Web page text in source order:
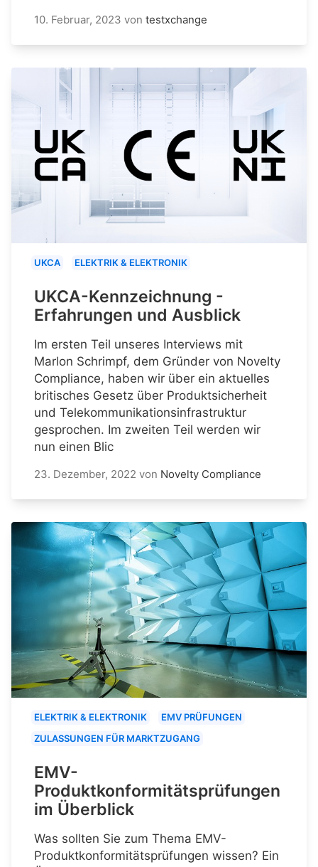
10. Februar, 2023 von testxchange
UKCA ELEKTRIK & ELEKTRONIK
UKCA-Kennzeichnung -
Erfahrungen und Ausblick
Im ersten Teil unseres Interviews mit
Marlon Schrimpf, dem Gründer von Novelty
Compliance, haben wir über ein aktuelles
britisches Gesetz über Produktsicherheit
und Telekommunikationsinfrastruktur
gesprochen. Im zweiten Teil werden wir
nun einen Blic
23. Dezember, 2022 von Novelty Compliance
ELEKTRIK & ELEKTRONIK
EMV PRÜFUNGEN
ZULASSUNGEN FÜR MARKTZUGANG
EMV-
Produktkonformitätsprüfungen
im Überblick
Was sollten Sie zum Thema EMV-
Produktkonformitätsprüfungen wissen? Ein